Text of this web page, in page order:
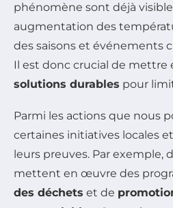
phénomène sont déjà
augmentation des
des saisons et événements
Il est donc crucial de mettre
solutions durables pour
Parmi les actions que nous
certaines initiatives locales
leurs preuves. Par exemple,
mettent en œuvre des
des déchets et de